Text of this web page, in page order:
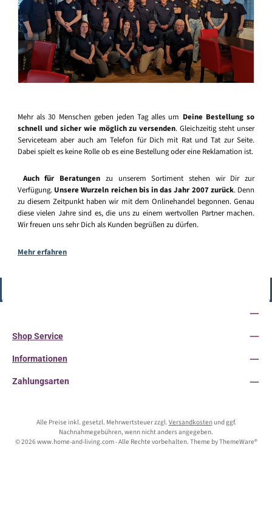
Mehr als 30 Menschen geben jeden Tag alles um Deine Bestellung so
schnell und sicher wie möglich zu versenden. Gleichzeitig steht unser
Serviceteam aber auch am Telefon für Dich mit Rat und Tat zur Seite.
Dabei spielt es keine Rolle ob es eine Bestellung oder eine Reklamation ist.
Auch für Beratungen zu unserem Sortiment stehen wir Dir zur
Verfügung. Unsere Wurzeln reichen bis in das Jahr 2007 zurück. Denn
zu diesem Zeitpunkt haben wir mit dem Onlinehandel begonnen. Genau
diese vielen Jahre sind es, die uns zu einem wertvollen Partner machen.
Wir freuen uns sehr Dich als Kunden begrüßen zu dürfen.
Mehr erfahren
Shop Service
Informationen
Zahlungsarten
Alle Preise inkl. gesetzl. Mehrwertsteuer zzgl. Versandkostenund ggf.
Nachnahmegebühren, wenn nicht anders angegeben.
© 2026 www.home-and-living.com - Alle Rechte vorbehalten. Theme byThemeWare®